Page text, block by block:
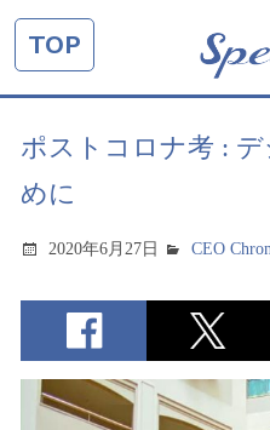
TOP
ポストコロナ考 :
めに
2020年6月27日 CEO